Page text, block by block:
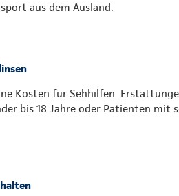
aus dem Ausland.
Kosten für Sehhilfen.
bis 18 Jahre oder Patienten mit